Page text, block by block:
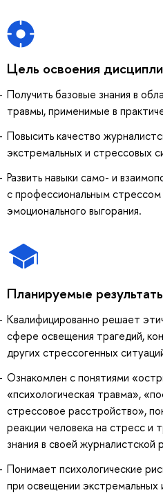
Цель освоения
Получить базовые знания в
травмы, применимые в
Повысить качество
экстремальных и стрессовых
Развить навыки само- и
с профессиональным
эмоционального выгорания.
Планируемые
Квалифицированно решает
сфере освещения трагедий,
других стрессогенных
Ознакомлен с понятиями
«психологическая травма»,
стрессовое расстройство»,
реакции человека на стресс и
знания в своей журналистской
Понимает психологические
при освещении экстремальных